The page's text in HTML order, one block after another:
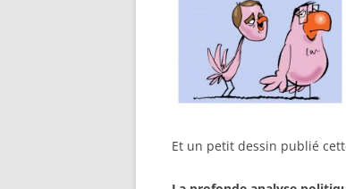
Et un petit dessin publié